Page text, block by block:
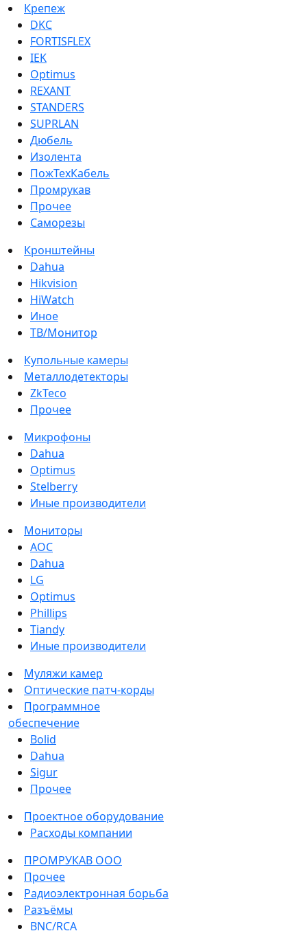
Крепеж
DKC
FORTISFLEX
IEK
Optimus
REXANT
STANDERS
SUPRLAN
Дюбель
Изолента
ПожТехКабель
Промрукав
Прочее
Саморезы
Кронштейны
Dahua
Hikvision
HiWatch
Иное
ТВ/Монитор
Купольные камеры
Металлодетекторы
ZkTeco
Прочее
Микрофоны
Dahua
Optimus
Stelberry
Иные производители
Мониторы
AOC
Dahua
LG
Optimus
Phillips
Tiandy
Иные производители
Муляжи камер
Оптические патч-корды
Программное
обеспечение
Bolid
Dahua
Sigur
Прочее
Проектное оборудование
Расходы компании
ПРОМРУКАВ ООО
Прочее
Радиоэлектронная борьба
Разъёмы
BNC/RCA